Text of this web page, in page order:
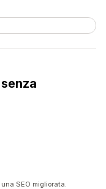
SEO migliorata.